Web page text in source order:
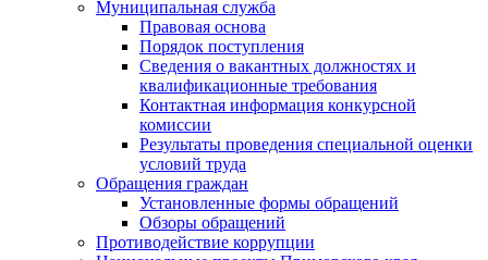
Муниципальная служба
Правовая основа
Порядок поступления
Сведения о вакантных должностях и
квалификационные требования
Контактная информация конкурсной
комиссии
Результаты проведения специальной оценки
условий труда
Обращения граждан
Установленные формы обращений
Обзоры обращений
Противодействие коррупции